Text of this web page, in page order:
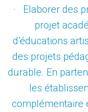
· Elaborer des
projet
d’éducations
des projets
durable. En
les
complémentaire